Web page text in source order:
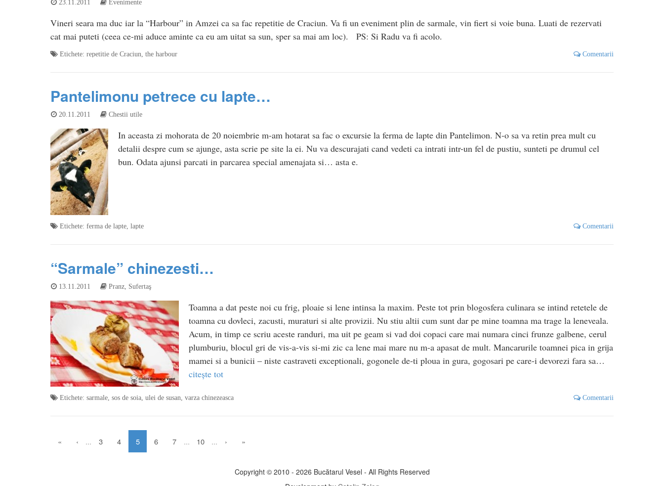
23.11.2011 Evenimente
Vineri seara ma duc iar la “Harbour” in Amzei ca sa fac repetitie de Craciun. Va fi un eveniment plin de sarmale, vin fiert si voie buna. Luati de rezervati
cat mai puteti (ceea ce-mi aduce aminte ca eu am uitat sa sun, sper sa mai am loc). PS: Si Radu va fi acolo.
Etichete: repetitie de Craciun the harbour Comentarii
Pantelimonu petrece cu lapte…
20.11.2011 Chestii utile
In aceasta zi mohorata de 20 noiembrie m-am hotarat sa fac o excursie la ferma de lapte din Pantelimon. N-o sa va retin prea mult cu
detalii despre cum se ajunge, asta scrie pe site la ei. Nu va descurajati cand vedeti ca intrati intr-un fel de pustiu, sunteti pe drumul cel
bun. Odata ajunsi parcati in parcarea special amenajata si… asta e.
Etichete: ferma de lapte lapte Comentarii
“Sarmale” chinezesti…
13.11.2011 Pranz Sufertaş
Toamna a dat peste noi cu frig, ploaie si lene intinsa la maxim. Peste tot prin blogosfera culinara se intind retetele de
toamna cu dovleci, zacusti, muraturi si alte provizii. Nu stiu altii cum sunt dar pe mine toamna ma trage la leneveala.
Acum, in timp ce scriu aceste randuri, ma uit pe geam si vad doi copaci care mai numara cinci frunze galbene, cerul
plumburiu, blocul gri de vis-a-vis si-mi zic ca lene mai mare nu m-a apasat de mult. Mancarurile toamnei pica in grija
mamei si a bunicii – niste castraveti exceptionali, gogonele de-ti ploua in gura, gogosari pe care-i devorezi fara sa…
citește tot
Etichete: sarmale sos de soia ulei de susan varza chinezeasca Comentarii
« ‹ ... 3 4 5 6 7 ... 10 ... › »
Copyright © 2010 - 2026 Bucătarul Vesel - All Rights Reserved